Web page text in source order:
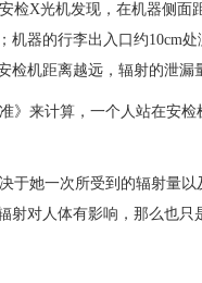
检X光机发现，在机器侧面
机器的行李出入口约10cm
检机距离越远，辐射的泄漏
》来计算，一个人站在安检
于她一次所受到的辐射量
射对人体有影响，那么也